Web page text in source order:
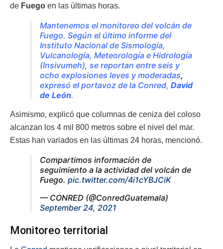
de Fuego en las últimas horas.
Mantenemos el monitoreo del volcán de
Fuego. Según el último informe del
Instituto Nacional de Sismología,
Vulcanología, Meteorología e Hidrología
(Insivumeh), se reportan entre seis y
ocho explosiones leves y moderadas,
expresó el portavoz de la Conred, David
de León.
Asimismo, explicó que columnas de ceniza del coloso
alcanzan los 4 mil 800 metros sobre el nivel del mar.
Estas han variados en las últimas 24 horas, mencionó.
Compartimos información de
seguimiento a la actividad del volcán de
Fuego. pic.twitter.com/4i1cYBJCiK
— CONRED (@ConredGuatemala)
September 24, 2021
Monitoreo territorial